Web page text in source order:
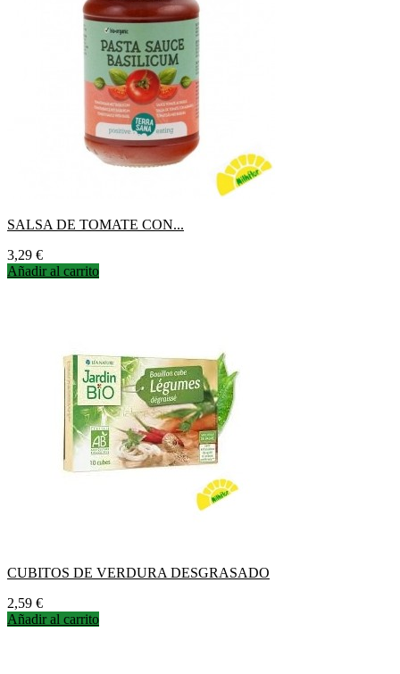
SALSA DE TOMATE CON...
Precio
3,29 €
Añadir al carrito
CUBITOS DE VERDURA DESGRASADO
Precio
2,59 €
Añadir al carrito